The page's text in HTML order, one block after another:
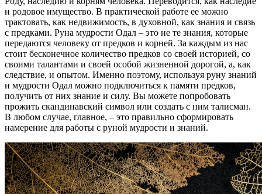
и родовое имущество. В практической работе ее можно
трактовать, как недвижимость, в духовной, как знания и связь
с предками. Руна мудрости Одал – это не те знания, которые
передаются человеку от предков и корней. За каждым из нас
стоит бесконечное количество предков со своей историей, со
своими талантами и своей особой жизненной дорогой, а, как
следствие, и опытом. Именно поэтому, используя руну знаний
и мудрости Одал можно подключиться к памяти предков,
получить от них знание и силу. Вы можете попробовать
прожить скандинавский символ или создать с ним талисман.
В любом случае, главное, – это правильно сформировать
намерение для работы с руной мудрости и знаний.